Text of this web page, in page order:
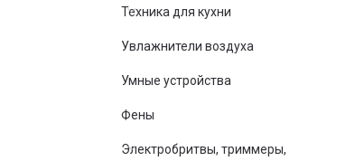
Техника для кухни
Увлажнители воздуха
Умные устройства
Фены
Электробритвы, триммеры,